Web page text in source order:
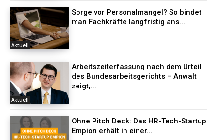
Aktuell
Sorge vor Personalmangel? So bindet
man Fachkräfte langfristig ans...
Aktuell
Arbeitszeiterfassung nach dem Urteil
des Bundesarbeitsgerichts – Anwalt
zeigt,...
Ohne Pitch Deck: Das HR-Tech-Startup
Empion erhält in einer...